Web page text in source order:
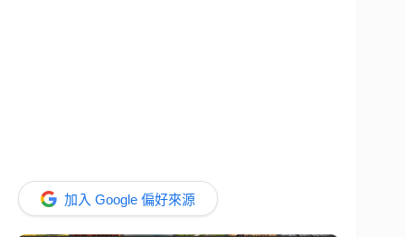
加入 Google 偏好來源